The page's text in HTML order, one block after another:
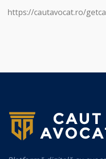
https://cautavocat.ro/